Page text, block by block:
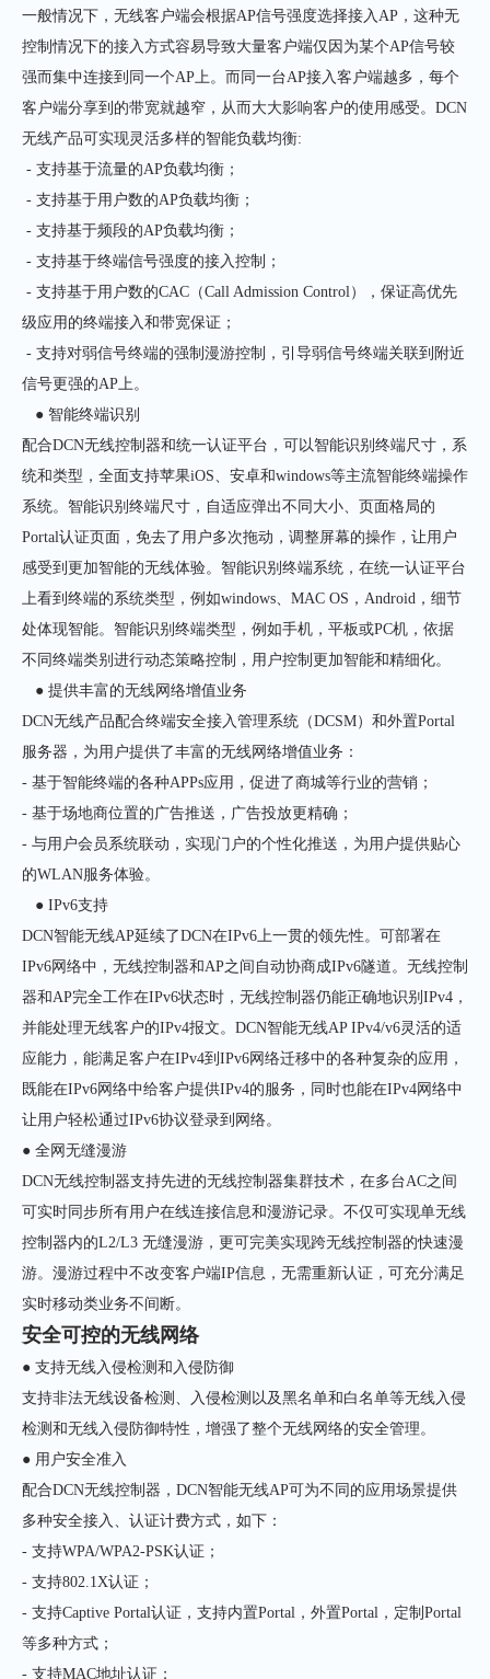
一般情况下，无线客户端会根据AP信号强度选择接入AP，这种无
控制情况下的接入方式容易导致大量客户端仅因为某个AP信号较
强而集中连接到同一个AP上。而同一台AP接入客户端越多，每个
客户端分享到的带宽就越窄，从而大大影响客户的使用感受。DCN
无线产品可实现灵活多样的智能负载均衡:
- 支持基于流量的AP负载均衡；
- 支持基于用户数的AP负载均衡；
- 支持基于频段的AP负载均衡；
- 支持基于终端信号强度的接入控制；
- 支持基于用户数的CAC（Call Admission Control），保证高优先
级应用的终端接入和带宽保证；
- 支持对弱信号终端的强制漫游控制，引导弱信号终端关联到附近
信号更强的AP上。
● 智能终端识别
配合DCN无线控制器和统一认证平台，可以智能识别终端尺寸，系
统和类型，全面支持苹果iOS、安卓和windows等主流智能终端操作
系统。智能识别终端尺寸，自适应弹出不同大小、页面格局的
Portal认证页面，免去了用户多次拖动，调整屏幕的操作，让用户
感受到更加智能的无线体验。智能识别终端系统，在统一认证平台
上看到终端的系统类型，例如windows、MAC OS，Android，细节
处体现智能。智能识别终端类型，例如手机，平板或PC机，依据
不同终端类别进行动态策略控制，用户控制更加智能和精细化。
● 提供丰富的无线网络增值业务
DCN无线产品配合终端安全接入管理系统（DCSM）和外置Portal
服务器，为用户提供了丰富的无线网络增值业务：
- 基于智能终端的各种APPs应用，促进了商城等行业的营销；
- 基于场地商位置的广告推送，广告投放更精确；
- 与用户会员系统联动，实现门户的个性化推送，为用户提供贴心
的WLAN服务体验。
● IPv6支持
DCN智能无线AP延续了DCN在IPv6上一贯的领先性。可部署在
IPv6网络中，无线控制器和AP之间自动协商成IPv6隧道。无线控制
器和AP完全工作在IPv6状态时，无线控制器仍能正确地识别IPv4，
并能处理无线客户的IPv4报文。DCN智能无线AP IPv4/v6灵活的适
应能力，能满足客户在IPv4到IPv6网络迁移中的各种复杂的应用，
既能在IPv6网络中给客户提供IPv4的服务，同时也能在IPv4网络中
让用户轻松通过IPv6协议登录到网络。
● 全网无缝漫游
DCN无线控制器支持先进的无线控制器集群技术，在多台AC之间
可实时同步所有用户在线连接信息和漫游记录。不仅可实现单无线
控制器内的L2/L3 无缝漫游，更可完美实现跨无线控制器的快速漫
游。漫游过程中不改变客户端IP信息，无需重新认证，可充分满足
实时移动类业务不间断。
安全可控的无线网络
● 支持无线入侵检测和入侵防御
支持非法无线设备检测、入侵检测以及黑名单和白名单等无线入侵
检测和无线入侵防御特性，增强了整个无线网络的安全管理。
● 用户安全准入
配合DCN无线控制器，DCN智能无线AP可为不同的应用场景提供
多种安全接入、认证计费方式，如下：
- 支持WPA/WPA2-PSK认证；
- 支持802.1X认证；
- 支持Captive Portal认证，支持内置Portal，外置Portal，定制Portal
等多种方式；
- 支持MAC地址认证；